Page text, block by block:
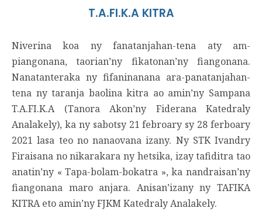
T.A.FI.K.A KITRA
Niverina koa ny fanatanjahan-tena aty am-
piangonana, taorian’ny fikatonan’ny fiangonana.
Nanatanteraka ny fifaninanana ara-panatanjahan-
tena ny taranja baolina kitra ao amin’ny Sampana
T.A.FI.K.A (Tanora Akon’ny Fiderana Katedraly
Analakely), ka ny sabotsy 21 febroary sy 28 ferboary
2021 lasa teo no nanaovana izany. Ny STK Ivandry
Firaisana no nikarakara ny hetsika, izay tafiditra tao
anatin’ny « Tapa-bolam-bokatra », ka nandraisan’ny
fiangonana maro anjara. Anisan’izany ny TAFIKA
KITRA eto amin’ny FJKM Katedraly Analakely.